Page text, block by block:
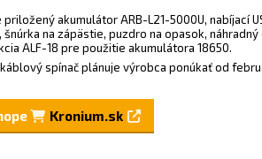
priložený akumulátor ARB-L21-5000U, nabíjací
na zápästie, puzdro na opasok,
ALF-18 pre použitie akumulátora 18650.
spínač plánuje výrobca ponúkať od
Kronium.sk